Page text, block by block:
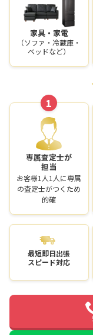
家具・家電
（ソファ・冷蔵庫・
ベッドなど）
1
専属査定士が
担当
お客様1人1人に専属
の査定士がつくため
的確
最短即日出張
スピード対応